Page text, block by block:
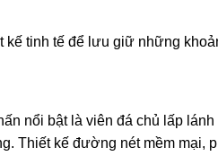
kế tinh tế để lưu giữ những
nổi bật là viên đá chủ lấp
Thiết kế đường nét mềm mại,